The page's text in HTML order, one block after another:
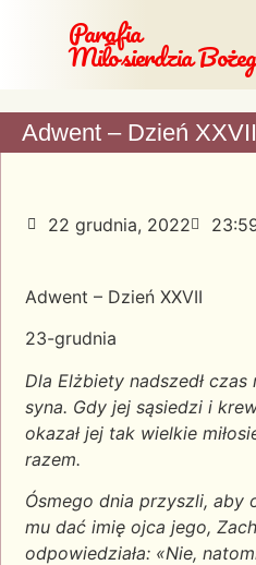
Parafia
Miłosierdzia
Adwent – Dzień XXVII
22 grudnia, 2022
Adwent – Dzień XXVII
23-grudnia
Dla Elżbiety nadszedł czas
syna. Gdy jej sąsiedzi i
okazał jej tak wielkie
razem.
Ósmego dnia przyszli, aby
mu dać imię ojca jego,
odpowiedziała: «Nie,